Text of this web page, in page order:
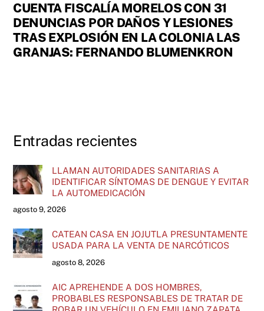
CUENTA FISCALÍA MORELOS CON 31
DENUNCIAS POR DAÑOS Y LESIONES
TRAS EXPLOSIÓN EN LA COLONIA LAS
GRANJAS: FERNANDO BLUMENKRON
Entradas recientes
LLAMAN AUTORIDADES SANITARIAS A
IDENTIFICAR SÍNTOMAS DE DENGUE Y EVITAR
LA AUTOMEDICACIÓN
agosto 9, 2026
CATEAN CASA EN JOJUTLA PRESUNTAMENTE
USADA PARA LA VENTA DE NARCÓTICOS
agosto 8, 2026
AIC APREHENDE A DOS HOMBRES,
PROBABLES RESPONSABLES DE TRATAR DE